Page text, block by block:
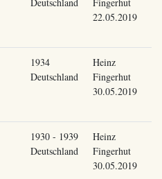
22.05.2019
1934
Deutschland
Heinz
Fingerhut
30.05.2019
1930 - 1939
Deutschland
Heinz
Fingerhut
30.05.2019